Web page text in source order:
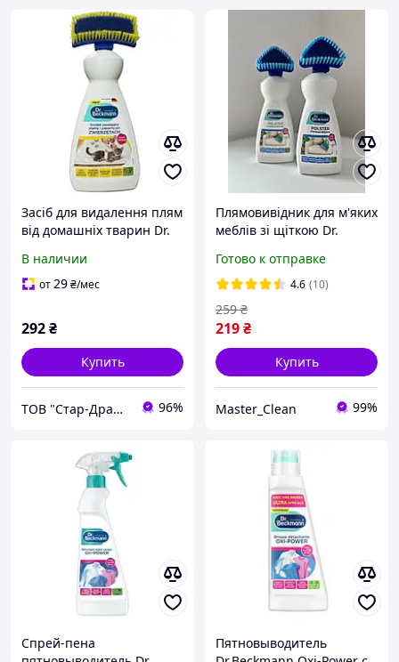
Засіб для видалення плям
від домашніх тварин Dr.
В наличии
от29₴/мес
292₴
Купить
ТОВ "Стар-Драйв" 96%
Плямовивідник для м'яких
меблів зі щіткою Dr.
Flecken-Bürste 400мл
Готово к отправке
4.6 (10)
219₴
259 ₴
Купить
Master_Clean 99%
Спрей-пена
Пятновыводитель